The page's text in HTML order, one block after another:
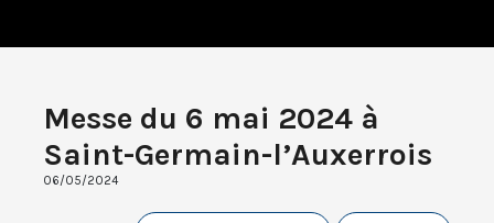
Messe du 6 mai 2024 à
Saint-Germain-l’Auxerrois
06/05/2024